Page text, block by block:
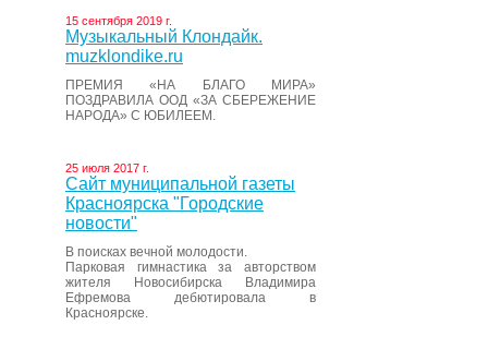
15 сентября 2019 г.
Музыкальный Клондайк.
muzklondike.ru
ПРЕМИЯ «НА БЛАГО МИРА»
ПОЗДРАВИЛА ООД «ЗА СБЕРЕЖЕНИЕ
НАРОДА» С ЮБИЛЕЕМ.
25 июля 2017 г.
Сайт муниципальной газеты
Красноярска "Городские
новости"
В поисках вечной молодости.
Парковая гимнастика за авторством
жителя Новосибирска Владимира
Ефремова дебютировала в
Красноярске.